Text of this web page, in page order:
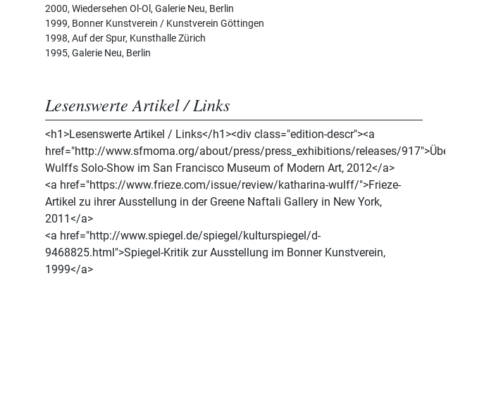
2000, Wiedersehen Ol-Ol, Galerie Neu, Berlin
1999, Bonner Kunstverein / Kunstverein Göttingen
1998, Auf der Spur, Kunsthalle Zürich
1995, Galerie Neu, Berlin
Lesenswerte Artikel / Links
<h1>Lesenswerte Artikel / Links</h1><div class="edition-descr"><a
href="http://www.sfmoma.org/about/press/press_exhibitions/releases/917">Über
Wulffs Solo-Show im San Francisco Museum of Modern Art, 2012</a>
<a href="https://www.frieze.com/issue/review/katharina-wulff/">Frieze-
Artikel zu ihrer Ausstellung in der Greene Naftali Gallery in New York,
2011</a>
<a href="http://www.spiegel.de/spiegel/kulturspiegel/d-
9468825.html">Spiegel-Kritik zur Ausstellung im Bonner Kunstverein,
1999</a>